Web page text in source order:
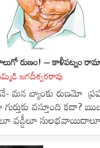
రుణం! – కాళీపట్నం
జ‌గ‌దీశ్వ‌ర‌రావు
మన బ్యాంకు రుణమో
వస్తూంది కదా?
వడ్డీలూ